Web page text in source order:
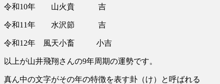
令和10年 山火賁 吉
令和11年 水沢節 吉
令和12年 風天小畜 小吉
以上が山井飛翔さんの9年周期の運勢です。
真ん中の文字がその年の特徴を表す卦（け）と呼ばれる